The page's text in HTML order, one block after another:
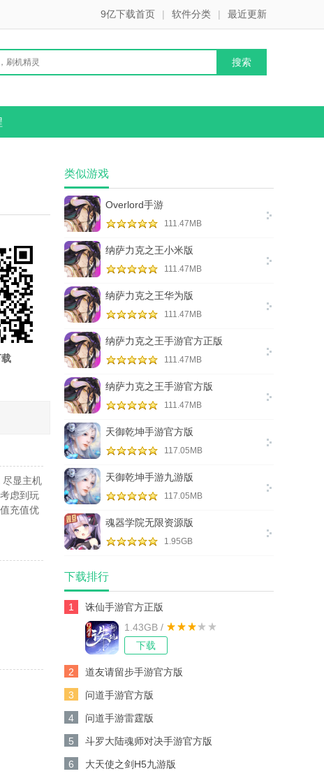
9亿下载首页 | 软件分类 | 最近更新
尽显主机
虑到玩
充值优
类似游戏
Overlord手游
111.47MB
纳萨力克之王小米版
111.47MB
纳萨力克之王华为版
111.47MB
纳萨力克之王手游官方正版
111.47MB
纳萨力克之王手游官方版
111.47MB
天御乾坤手游官方版
117.05MB
天御乾坤手游九游版
117.05MB
魂器学院无限资源版
1.95GB
下载排行
1
诛仙手游官方正版
1.43GB /
下载
2 道友请留步手游官方版
3 问道手游官方版
4 问道手游雷霆版
5 斗罗大陆魂师对决手游官方版
6 大天使之剑H5九游版